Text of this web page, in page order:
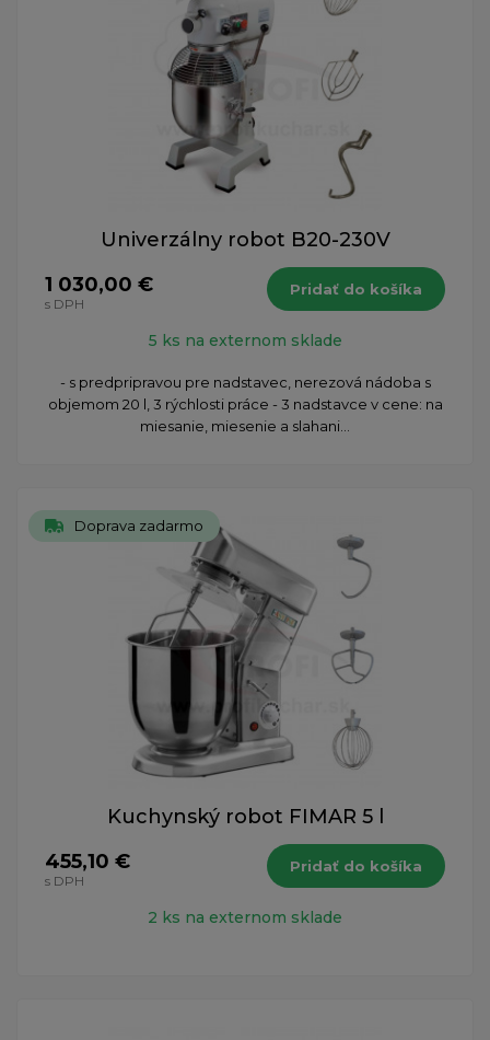
Univerzálny robot B20-230V
1 030,00 €
s DPH
Pridať do košíka
5 ks na externom sklade
- s predpripravou pre nadstavec, nerezová nádoba s
objemom 20 l, 3 rýchlosti práce - 3 nadstavce v cene: na
miesanie, miesenie a slahani...
Doprava zadarmo
Kuchynský robot FIMAR 5 l
455,10 €
s DPH
Pridať do košíka
2 ks na externom sklade